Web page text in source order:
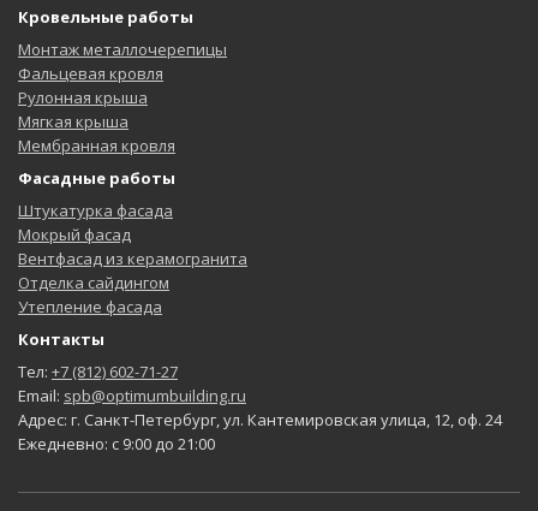
Кровельные работы
Монтаж металлочерепицы
Фальцевая кровля
Рулонная крыша
Мягкая крыша
Мембранная кровля
Фасадные работы
Штукатурка фасада
Мокрый фасад
Вентфасад из керамогранита
Отделка сайдингом
Утепление фасада
Контакты
Тел: +7 (812) 602-71-27
Email: spb@optimumbuilding.ru
Адрес: г. Санкт-Петербург, ул. Кантемировская улица, 12, оф. 24
Ежедневно: с 9:00 до 21:00